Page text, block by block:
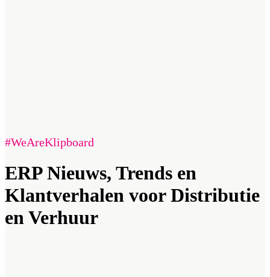
#WeAreKlipboard
ERP Nieuws, Trends en
Klantverhalen voor Distributie
en Verhuur